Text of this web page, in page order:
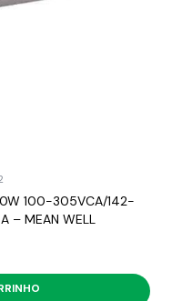
100-305VCA/142-
– MEAN WELL